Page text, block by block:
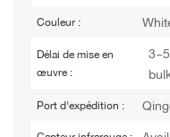
Couleur :
Délai de mise en
œuvre :
Port d'expédition :